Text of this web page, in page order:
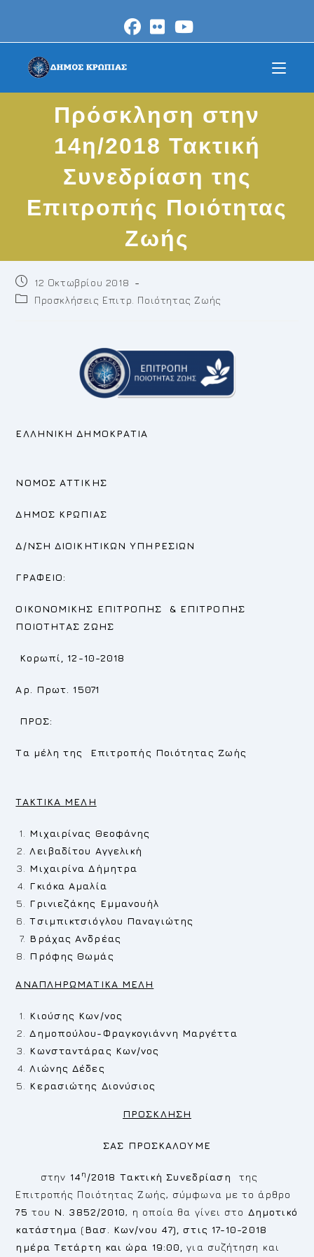
content
Πρόσκληση στην
14η/2018 Τακτική
Συνεδρίαση της
Επιτροπής Ποιότητας
Ζωής
Post
published:
12 Οκτωβρίου 2018
PostΠροσκλήσεις Επιτρ. Ποιότητας Ζωής
ΕΛΛΗΝΙΚΗ ΔΗΜΟΚΡΑΤΙΑ
ΝΟΜΟΣ ΑΤΤΙΚΗΣ
ΔΗΜΟΣ ΚΡΩΠΙΑΣ
Δ/ΝΣΗ ΔΙΟΙΚΗΤΙΚΩΝ ΥΠΗΡΕΣΙΩΝ
ΓΡΑΦΕΙΟ:
ΟΙΚΟΝΟΜΙΚΗΣ ΕΠΙΤΡΟΠΗΣ & ΕΠΙΤΡΟΠΗΣ
ΠΟΙΟΤΗΤΑΣ ΖΩΗΣ
Κορωπί, 12-10-2018
Αρ. Πρωτ. 15071
ΠΡΟΣ:
Τα μέλη της Επιτροπής Ποιότητας Ζωής
TAKTIKA MEΛ H
Μιχαιρίνας Θεοφάνης
Λειβαδίτου Αγγελική
Μιχαιρίνα Δήμητρα
Γκιόκα Αμαλία
Γρινιεζάκης Εμμανουήλ
Τσιμπικτσιόγλου Παναγιώτης
Βράχας Ανδρέας
Πρόφης Θωμάς
ΑΝΑΠΛΗΡΩΜΑΤΙΚΑ ΜΕΛΗ
Κιούσης Κων/νος
Δημοπούλου-Φραγκογιάννη Μαργέττα
Κωνσταντάρας Κων/νος
Λιώνης Δέδες
Κερασιώτης Διονύσιος
ΠΡΟΣΚΛΗΣΗ
ΣΑΣ ΠΡΟΣΚΑΛΟΥΜΕ
στην 14 η /2018 Τακτική Συνεδρίαση
της
Επιτροπής Ποιότητας Ζωής, σύμφωνα με το άρθρο
75 του Ν. 3852/2010, η οποία θα γίνει στο Δημοτικό
κατάστημα (Βασ. Κων/νου 47), στις 17-10-2018
ημέρα Τετάρτη και ώρα 19:00,
για συζήτηση και